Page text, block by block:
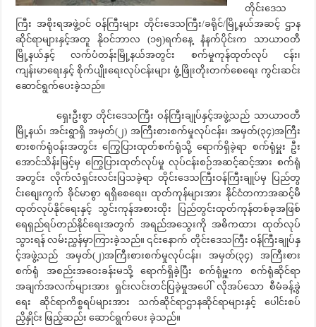
တိုင်းဒေသ
ကြီး အစိုးရအဖွဲ့ဝင် ဝန်ကြီးများ တိုင်းဒေသကြီး/ခရိုင်/မြို့နယ်အဆင့် ဌာန
ဆိုင်ရာများနှင့်အတူ နိုဝင်ဘာလ (၁၅)ရက်နေ့ နံနက်ပိုင်းက သာယာဝတီ
မြို့နယ်နှင့် လက်ပံတန်းမြို့နယ်အတွင်း စက်မှုကုန်ထုတ်လုပ် ငန်း၊
ကျန်းမာရေးနှင့် စိုက်ပျိုးရေးလုပ်ငန်းများ ဖွံ့ဖြိုးတိုးတက်စေရေး ကွင်းဆင်း
ဆောင်ရွက်ပေးခဲ့သည်။
ရှေးဦးစွာ တိုင်းဒေသကြီး ဝန်ကြီးချုပ်နှင့်အဖွဲ့သည် သာယာဝတီ
မြို့နယ်၊ အင်းရွာရှိ အမှတ်(၂) အကြီးစားစက်မှုလုပ်ငန်း၊ အမှတ်(၃၄)အကြီး
စားစက်ရုံဝန်းအတွင်း ကြွေပြားထုတ်စက်ရုံသို့ ရောက်ရှိခဲ့ရာ စက်ရုံမှူး ဦး
အောင်သိန်းမြင့်မှ ကြွေပြားထုတ်လုပ်မှု လုပ်ငန်းစဉ်အဆင့်ဆင့်အား စက်ရုံ
အတွင်း လိုက်လံရှင်းလင်းပြသခဲ့ရာ တိုင်းဒေသကြီးဝန်ကြီးချုပ်မှ ပြည်တွ
င်းစျေးကွက် ခိုင်မာစွာ ရရှိစေရေး၊ ထုတ်ကုန်များအား နိုင်ငံတကာအဆင့်မီ
ထုတ်လုပ်နိုင်ရေးနှင့် သွင်းကုန်အစားထိုး ပြည်တွင်းထုတ်ကုန်တစ်ခုအဖြစ်
ရေရှည်ရပ်တည်နိုင်ရေးအတွက် အရည်အသွေးကို အဓိကထား ထုတ်လုပ်
သွားရန် လမ်းညွှန်မှာကြားခဲ့သည်။ ၎င်းနောက် တိုင်းဒေသကြီး ဝန်ကြီးချုပ်နှ
င့်အဖွဲ့သည် အမှတ်(၂)အကြီးစားစက်မှုလုပ်ငန်း၊ အမှတ်(၃၄) အကြီးစား
စက်ရုံ အစည်းအဝေးခန်းမသို့ ရောက်ရှိခဲ့ပြီး စက်ရုံမှူးက စက်ရုံဆိုင်ရာ
အချက်အလက်များအား ရှင်းလင်းတင်ပြခဲ့မှုအပေါ် လိုအပ်သော စီမံခန့်ခွဲ
ရေး ဆိုင်ရာကိစ္စရပ်များအား သက်ဆိုင်ရာဌာနဆိုင်ရာများနှင့် ပေါင်းစပ်
ညှိနှိုင်း ဖြည့်ဆည်း ဆောင်ရွက်ပေး ခဲ့သည်။